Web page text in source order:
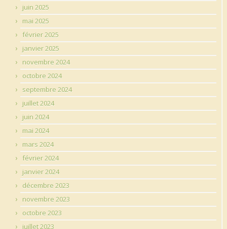
juin 2025
mai 2025
février 2025
janvier 2025
novembre 2024
octobre 2024
septembre 2024
juillet 2024
juin 2024
mai 2024
mars 2024
février 2024
janvier 2024
décembre 2023
novembre 2023
octobre 2023
juillet 2023